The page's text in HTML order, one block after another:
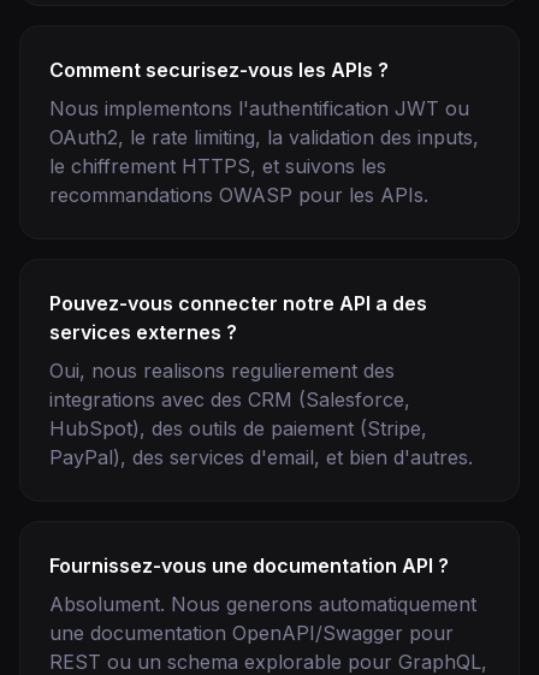
Comment securisez-vous les APIs ?
Nous implementons l'authentification JWT ou
OAuth2, le rate limiting, la validation des inputs,
le chiffrement HTTPS, et suivons les
recommandations OWASP pour les APIs.
Pouvez-vous connecter notre API a des
services externes ?
Oui, nous realisons regulierement des
integrations avec des CRM (Salesforce,
HubSpot), des outils de paiement (Stripe,
PayPal), des services d'email, et bien d'autres.
Fournissez-vous une documentation API ?
Absolument. Nous generons automatiquement
une documentation OpenAPI/Swagger pour
REST ou un schema explorable pour GraphQL,